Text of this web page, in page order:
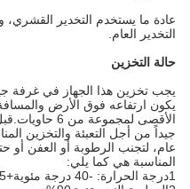
عادة ما يستخدم التخدير القشري،
التخدير العام.
حالة التخزين
يجب تخزين هذا الجهاز في غرفة
الأقصى لمجموعة
جيداً من أجل التعبئة والتخزين
عام، لتجنب الرطوبة أو العفن أو
المناسبة هي كما يلي: